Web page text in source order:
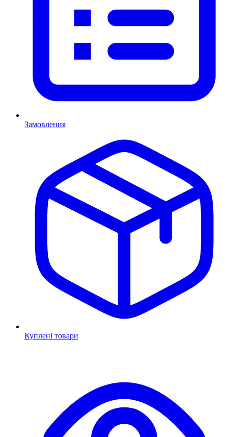
Замовлення
Куплені товари